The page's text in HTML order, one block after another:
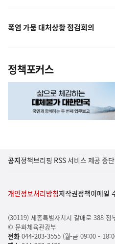
폭염 가뭄 대처상황 점검회의
정책포커스
공지정책브리핑 RSS 서비스 제공 중
개인정보처리방침저작권정책이메일
(30119) 세종특별자치시 갈매로 388 정
© 문화체육관광부
전화044-203-3555 (월-금 09:00 -